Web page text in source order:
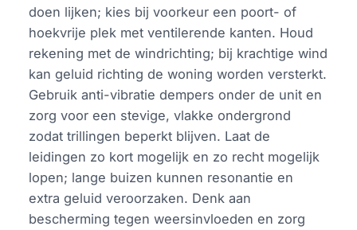
doen lijken; kies bij voorkeur een poort- of
hoekvrije plek met ventilerende kanten. Houd
rekening met de windrichting; bij krachtige wind
kan geluid richting de woning worden versterkt.
Gebruik anti-vibratie dempers onder de unit en
zorg voor een stevige, vlakke ondergrond
zodat trillingen beperkt blijven. Laat de
leidingen zo kort mogelijk en zo recht mogelijk
lopen; lange buizen kunnen resonantie en
extra geluid veroorzaken. Denk aan
bescherming tegen weersinvloeden en zorg